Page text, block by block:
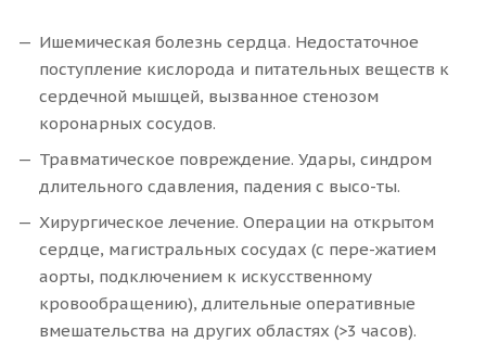
Ишемическая болезнь сердца. Недостаточное
поступление кислорода и питательных веществ к
сердечной мышцей, вызванное стенозом
коронарных сосудов.
Травматическое повреждение. Удары, синдром
длительного сдавления, падения с высо-ты.
Хирургическое лечение. Операции на открытом
сердце, магистральных сосудах (с пере-жатием
аорты, подключением к искусственному
кровообращению), длительные оперативные
вмешательства на других областях (>3 часов).